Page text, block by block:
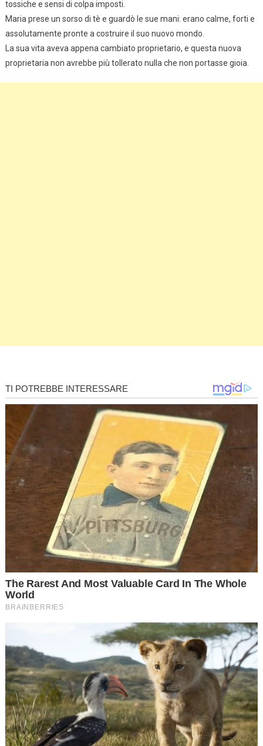
tossiche e sensi di colpa imposti.
Maria prese un sorso di tè e guardò le sue mani: erano calme, forti e
assolutamente pronte a costruire il suo nuovo mondo.
La sua vita aveva appena cambiato proprietario, e questa nuova
proprietaria non avrebbe più tollerato nulla che non portasse gioia.